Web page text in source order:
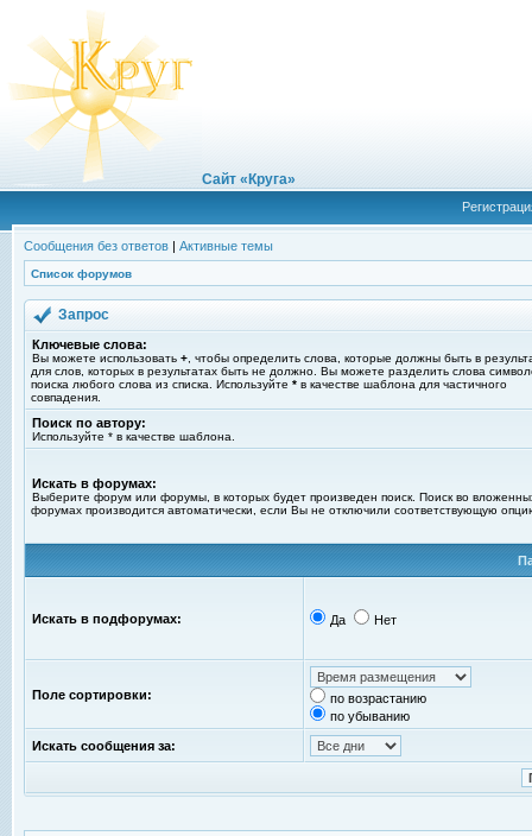
Сайт «Круга»
Сообщения без ответов | Активные темы
Список форумов
Запрос
Ключевые слова:
Вы можете использовать + , чтобы определить слова, которые должны быть в
для слов, которых в результатах быть не должно. Вы можете разделить слова
поиска любого слова из списка. Используйте * в качестве шаблона для частичного
совпадения.
Поиск по автору:
Используйте * в качестве шаблона.
Искать в форумах:
Выберите форум или форумы, в которых будет произведен поиск. Поиск во
форумах производится автоматически, если Вы не отключили соответствующую
Искать в подфорумах: Да Нет
Поле сортировки:
по возрастанию
по убыванию
Искать сообщения за: